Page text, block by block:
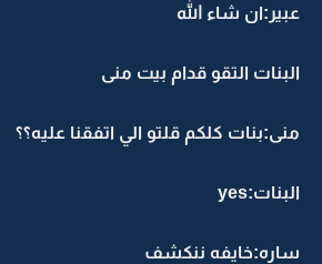
عبير:ان شاء الله
البنات التقو قدام بيت منى
منى:بنات كلكم قلتو الي اتفقنا عليه؟؟
البنات:yes
ساره:خايفه ننكشف